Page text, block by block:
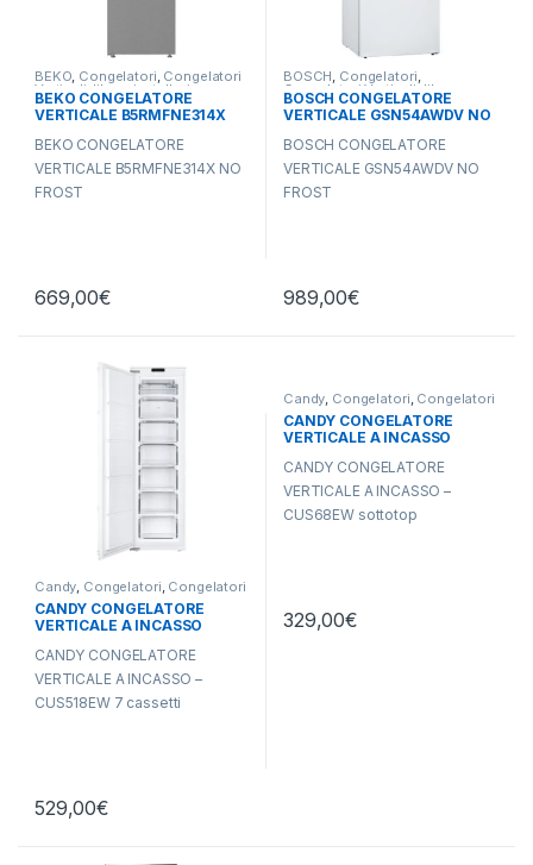
BEKO, Congelatori, Congelatori
Verticali,libera installazione
BEKO CONGELATORE
VERTICALE B5RMFNE314X
BEKO CONGELATORE
VERTICALE B5RMFNE314X NO
FROST
669,00€
BOSCH, Congelatori,
Congelatori Verticali, libera
installazione
BOSCH CONGELATORE
VERTICALE GSN54AWDV NO
BOSCH CONGELATORE
VERTICALE GSN54AWDV NO
FROST
989,00€
Candy, Congelatori, Congelatori
Verticali,libera installazione
CANDY CONGELATORE
VERTICALE A INCASSO
CANDY CONGELATORE
VERTICALE A INCASSO –
CUS518EW 7 cassetti
529,00€
Candy, Congelatori, Congelatori
Verticali,libera installazione
CANDY CONGELATORE
VERTICALE A INCASSO
CANDY CONGELATORE
VERTICALE A INCASSO –
CUS68EW sottotop
329,00€